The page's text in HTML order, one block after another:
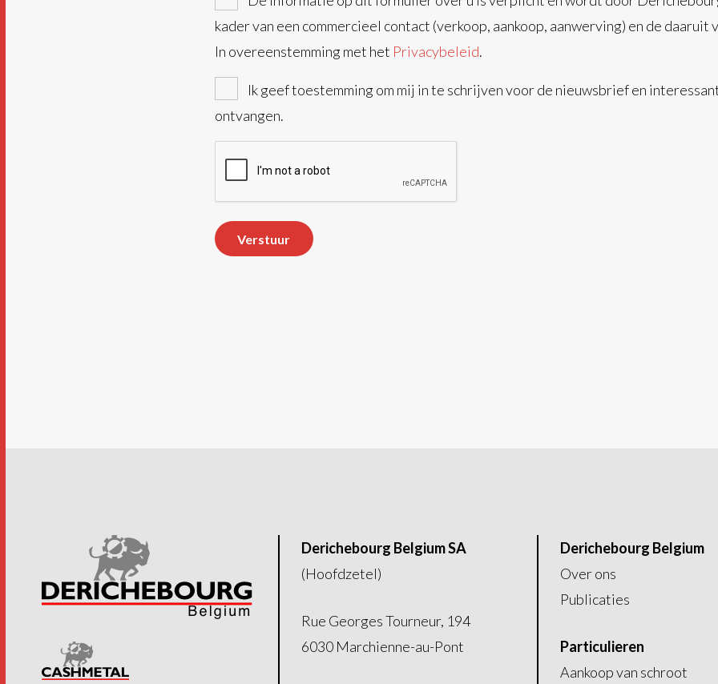
kader van een commercieel contact (verkoop, aankoop, aanwerving) en de
In overeenstemming met het Privacybeleid.
Newsletter
Ik geef toestemming om mij in te schrijven voor de nieuwsbrief en
ontvangen.
Derichebourg Belgium SA
(Hoofdzetel)
Rue Georges Tourneur, 194
6030 Marchienne-au-Pont
Derichebourg Belgium
Over ons
Publicaties
Particulieren
Aankoop van schroot